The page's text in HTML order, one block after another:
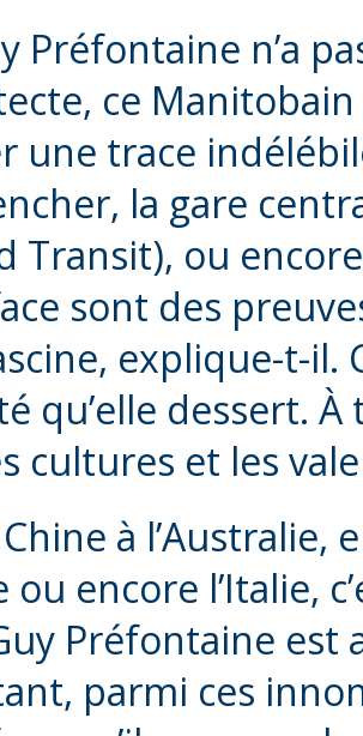
Préfontaine n’a
ce
une trace
la gare
Transit), ou
sont des
explique-t-il.
qu’elle dessert.
cultures et les
à l’Australie,
ou encore l’Italie,
Préfontaine est
parmi ces